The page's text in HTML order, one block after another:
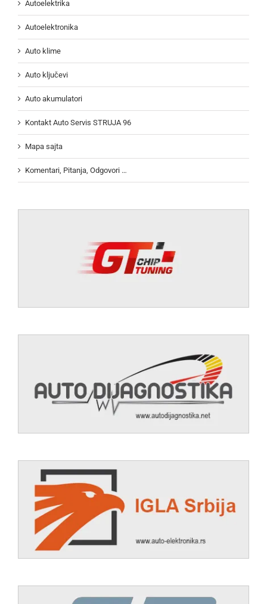
Autoelektrika
Autoelektronika
Auto klime
Auto ključevi
Auto akumulatori
Kontakt Auto Servis STRUJA 96
Mapa sajta
Komentari, Pitanja, Odgovori …